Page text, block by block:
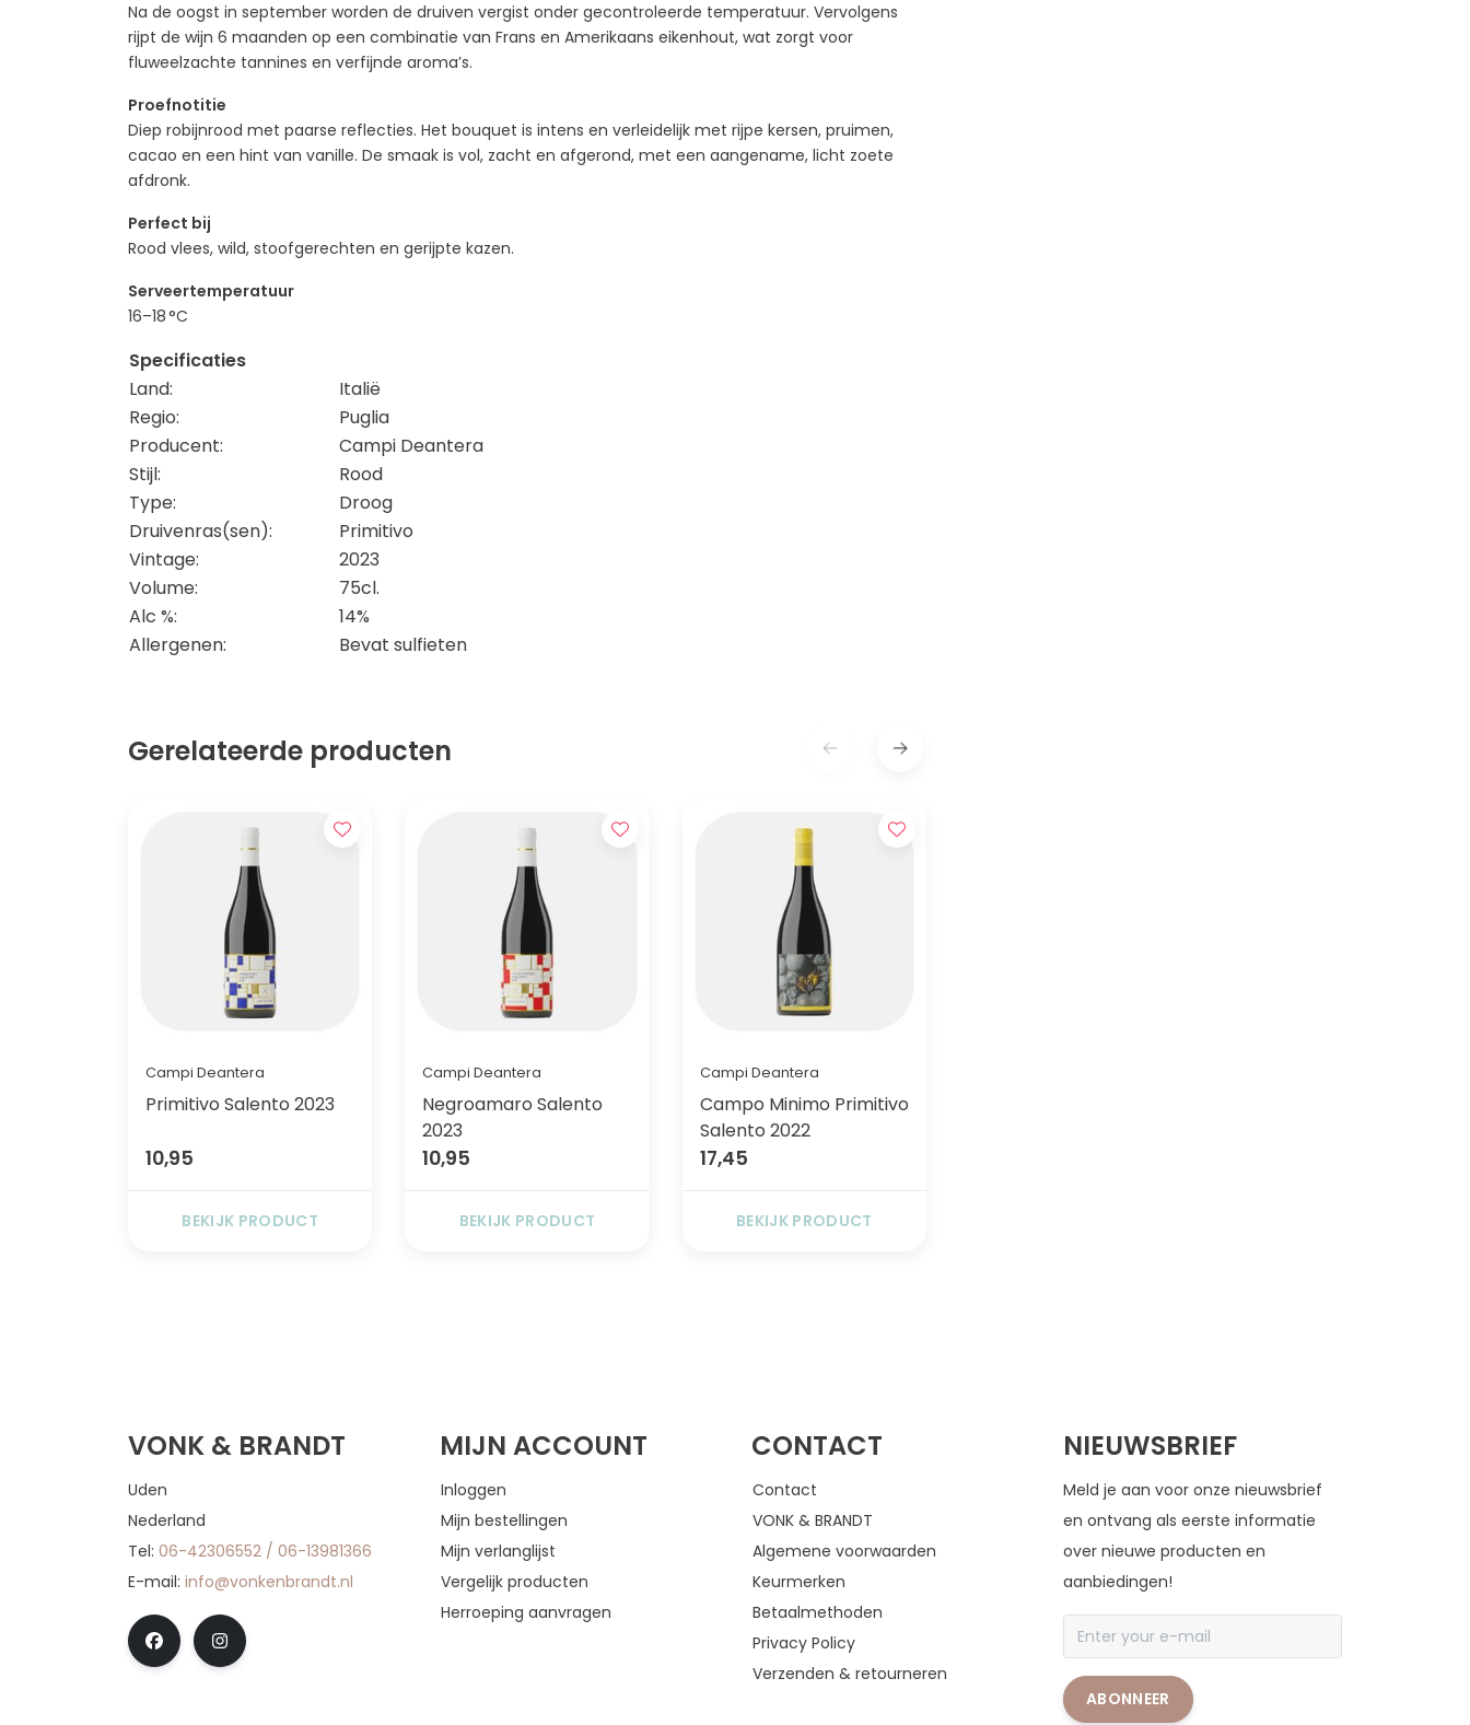
Na de oogst in september worden de druiven vergist onder gecontroleerde temperatuur. Vervolgens
rijpt de wijn 6 maanden op een combinatie van Frans en Amerikaans eikenhout, wat zorgt voor
fluweelzachte tannines en verfijnde aroma’s.
Proefnotitie
Diep robijnrood met paarse reflecties. Het bouquet is intens en verleidelijk met rijpe kersen, pruimen,
cacao en een hint van vanille. De smaak is vol, zacht en afgerond, met een aangename, licht zoete
afdronk.
Perfect bij
Rood vlees, wild, stoofgerechten en gerijpte kazen.
Serveertemperatuur
16–18 °C
Specificaties
Land:
Italië
Regio:
Puglia
Producent:
Campi Deantera
Stijl:
Rood
Type:
Droog
Druivenras(sen):
Primitivo
Vintage:
2023
Volume:
75cl.
Alc %:
14%
Allergenen:
Bevat sulfieten
Gerelateerde producten
Campi Deantera
Primitivo Salento 2023
10,95
BEKIJK PRODUCT
Campi Deantera
Negroamaro Salento
2023
10,95
BEKIJK PRODUCT
Campi Deantera
Campo Minimo Primitivo
Salento 2022
17,45
BEKIJK PRODUCT
VONK & BRANDT
Uden
Nederland
Tel: 06-42306552 / 06-13981366
E-mail: info@vonkenbrandt.nl
MIJN ACCOUNT
Inloggen
Mijn bestellingen
Mijn verlanglijst
Vergelijk producten
Herroeping aanvragen
CONTACT
Contact
VONK & BRANDT
Algemene voorwaarden
Keurmerken
Betaalmethoden
Privacy Policy
Verzenden & retourneren
NIEUWSBRIEF
Meld je aan voor onze nieuwsbrief
en ontvang als eerste informatie
over nieuwe producten en
aanbiedingen!
ABONNEER